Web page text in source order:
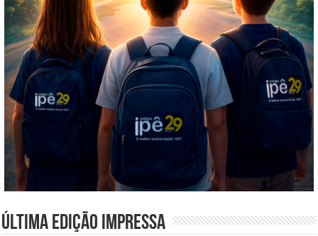
Última edição impressa